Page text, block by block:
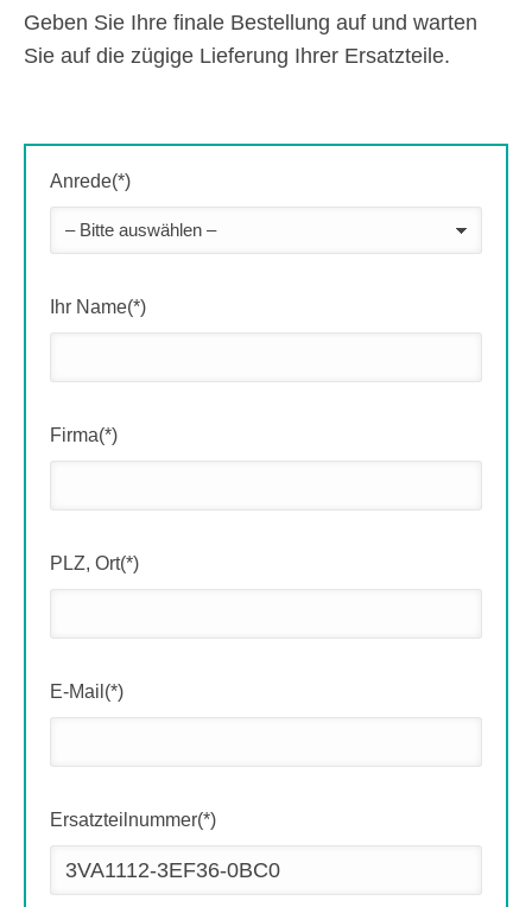
Geben Sie Ihre finale Bestellung auf und warten
Sie auf die zügige Lieferung Ihrer Ersatzteile.
Anrede(*)
Ihr Name(*)
Firma(*)
PLZ, Ort(*)
E-Mail(*)
Ersatzteilnummer(*)